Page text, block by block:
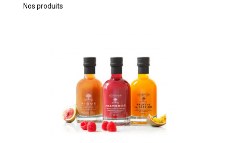
Nos produits